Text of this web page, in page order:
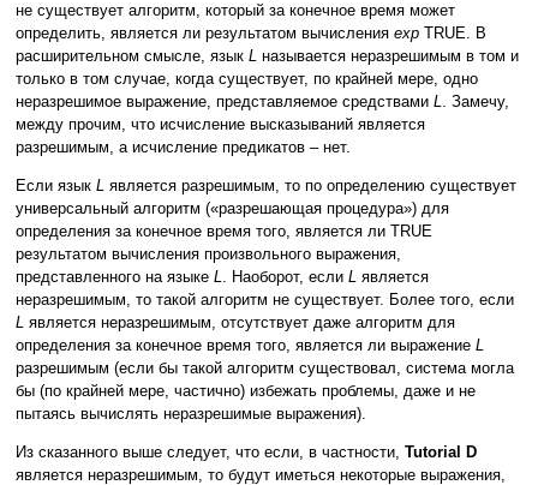
не существует алгоритм, который за конечное время может
определить, является ли результатом вычисления exp TRUE. В
расширительном смысле, язык L называется неразрешимым в том и
только в том случае, когда существует, по крайней мере, одно
неразрешимое выражение, представляемое средствами L
. Замечу,
между прочим, что исчисление высказываний является
разрешимым, а исчисление предикатов – нет.
Если язык L является разрешимым, то по определению существует
универсальный алгоритм («разрешающая процедура») для
определения за конечное время того, является ли TRUE
результатом вычисления произвольного выражения,
представленного на языке L . Наоборот, если L является
неразрешимым, то такой алгоритм не существует. Более того, если
L является неразрешимым, отсутствует даже алгоритм для
определения за конечное время того, является ли выражение L
разрешимым (если бы такой алгоритм существовал, система могла
бы (по крайней мере, частично) избежать проблемы, даже и не
пытаясь вычислять неразрешимые выражения).
Из сказанного выше следует, что если, в частности, Tutorial D
является неразрешимым, то будут иметься некоторые выражения,